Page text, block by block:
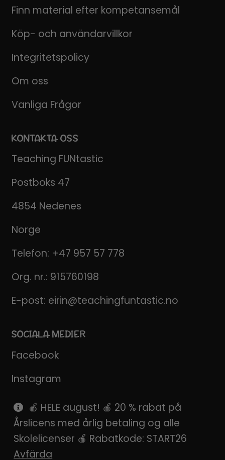
Finn material efter kompetansemål
Köp- och användarvillkor
Integritetspolicy
Om oss
Vanliga Frågor
KONTAKTA OSS
Teaching FUNtastic
Postboks 47
4854 Nedenes
Norge
Telefon: +47 957 57 778
Org. nr.: 915760198
E-post: eirin@teachingfuntastic.no
SOCIALA MEDIER
Facebook
Instagram
Pinterest
SnapChat
🍎 HELE august! 🍎 20 % rabat på
Årslicens med årlig betaling og alle
Skolelicenser 🍎 Rabatkode: START26
Avfärda